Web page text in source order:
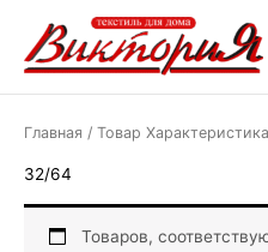
содержимому
Главная / Товар
32/64
Товаров,